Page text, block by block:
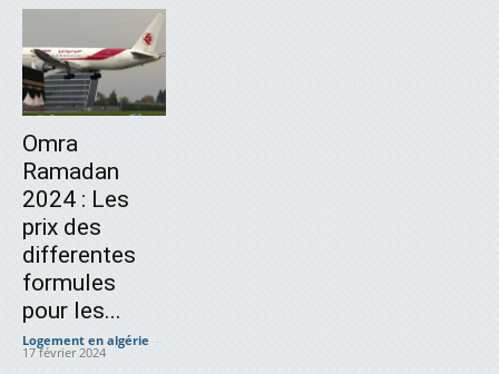
Omra
Ramadan
2024 : Les
prix des
differentes
formules
pour les...
Logement en algérie -
17 février 2024